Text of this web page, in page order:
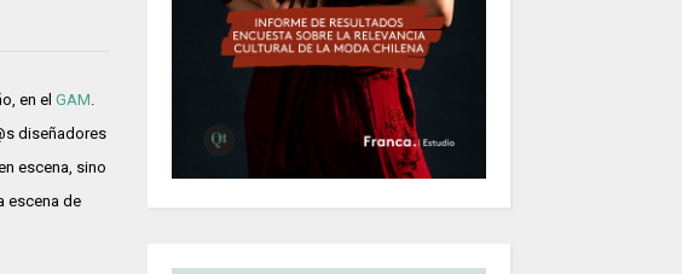
en el GAM.
diseñadores
escena, sino
escena de